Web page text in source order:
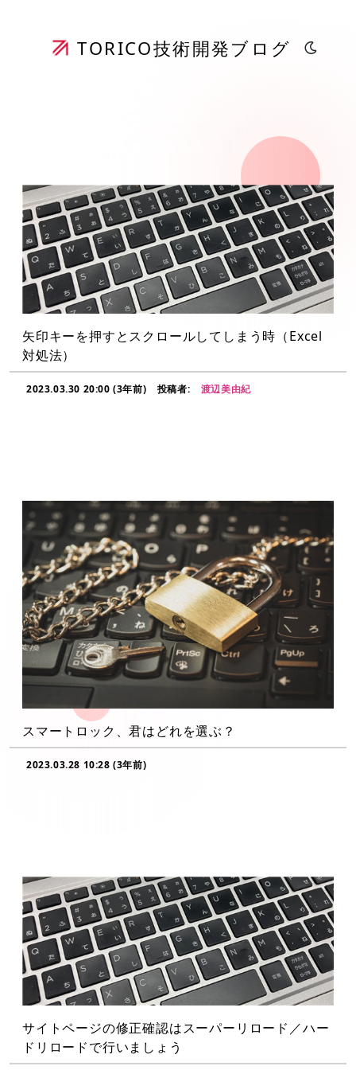
TORICO技術開発ブログ
矢印キーを押すとスクロールしてしまう時（Excel
対処法）
2023.03.30 20:00 (3年前) 投稿者: 渡辺美由紀
スマートロック、君はどれを選ぶ？
2023.03.28 10:28 (3年前)
サイトページの修正確認はスーパーリロード／ハー
ドリロードで行いましょう